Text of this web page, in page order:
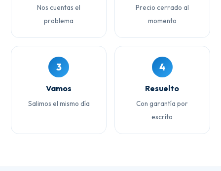
Nos cuentas el
problema
Precio cerrado al
momento
3
Vamos
Salimos el mismo día
4
Resuelto
Con garantía por
escrito